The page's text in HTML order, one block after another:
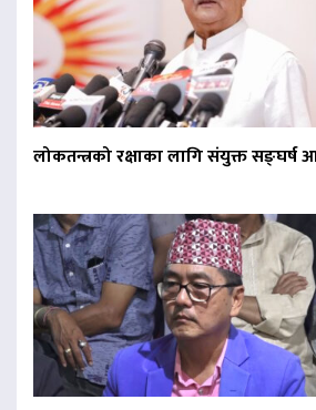
लोकतन्त्रको रक्षाका लागि संयुक्त